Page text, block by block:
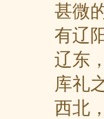
甚微
有辽
辽东
库礼
西北